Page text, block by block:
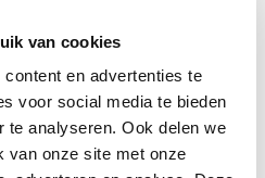
van cookies
en advertenties te
voor social media te bieden
te analyseren. Ook delen we
van onze site met onze
aan winkelwagen